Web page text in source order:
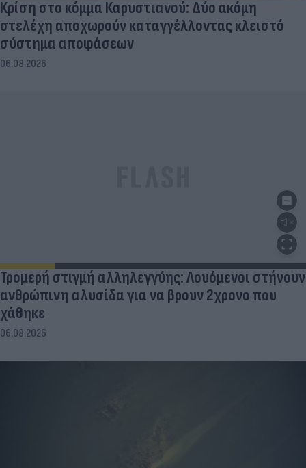
Κρίση στο κόμμα Καρυστιανού: Δύο ακόμη
στελέχη αποχωρούν καταγγέλλοντας κλειστό
σύστημα αποφάσεων
06.08.2026
Τρομερή στιγμή αλληλεγγύης: Λουόμενοι στήνουν
ανθρώπινη αλυσίδα για να βρουν 2χρονο που
χάθηκε
06.08.2026